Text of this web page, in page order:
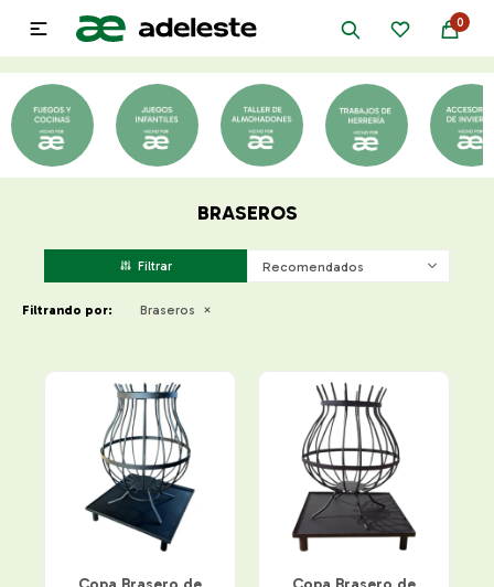
0

BRASEROS
Recomendados
Filtrando por: Braseros